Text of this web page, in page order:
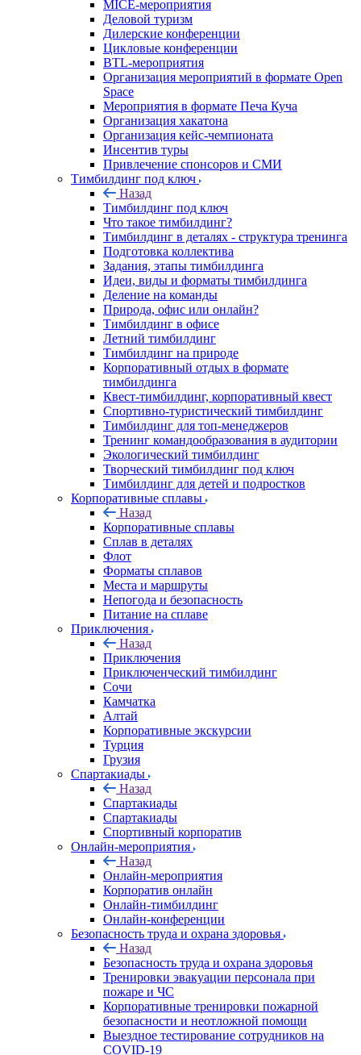
MICE-мероприятия
Деловой туризм
Дилерские конференции
Цикловые конференции
BTL-мероприятия
Организация мероприятий в формате Open
Space
Мероприятия в формате Печа Куча
Организация хакатона
Организация кейс-чемпионата
Инсентив туры
Привлечение спонсоров и СМИ
Тимбилдинг под ключ
Назад
Тимбилдинг под ключ
Что такое тимбилдинг?
Тимбилдинг в деталях - структура тренинга
Подготовка коллектива
Задания, этапы тимбилдинга
Идеи, виды и форматы тимбилдинга
Деление на команды
Природа, офис или онлайн?
Тимбилдинг в офисе
Летний тимбилдинг
Тимбилдинг на природе
Корпоративный отдых в формате
тимбилдинга
Квест-тимбилдинг, корпоративный квест
Спортивно-туристический тимбилдинг
Тимбилдинг для топ-менеджеров
Тренинг командообразования в аудитории
Экологический тимбилдинг
Творческий тимбилдинг под ключ
Тимбилдинг для детей и подростков
Корпоративные сплавы
Назад
Корпоративные сплавы
Сплав в деталях
Флот
Форматы сплавов
Места и маршруты
Непогода и безопасность
Питание на сплаве
Приключения
Назад
Приключения
Приключенческий тимбилдинг
Сочи
Камчатка
Алтай
Корпоративные экскурсии
Турция
Грузия
Спартакиады
Назад
Спартакиады
Спартакиады
Спортивный корпоратив
Онлайн-мероприятия
Назад
Онлайн-мероприятия
Корпоратив онлайн
Онлайн-тимбилдинг
Онлайн-конференции
Безопасность труда и охрана здоровья
Назад
Безопасность труда и охрана здоровья
Тренировки эвакуации персонала при
пожаре и ЧС
Корпоративные тренировки пожарной
безопасности и неотложной помощи
Выездное тестирование сотрудников на
COVID-19